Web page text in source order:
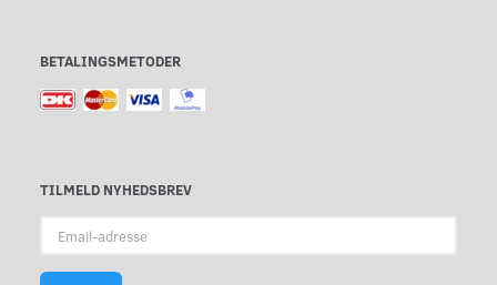
BETALINGSMETODER
TILMELD NYHEDSBREV
adresse